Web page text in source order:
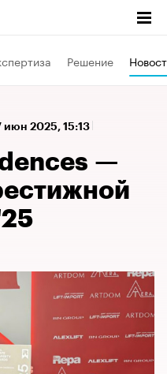
Решение
июн 2025, 15:13
—